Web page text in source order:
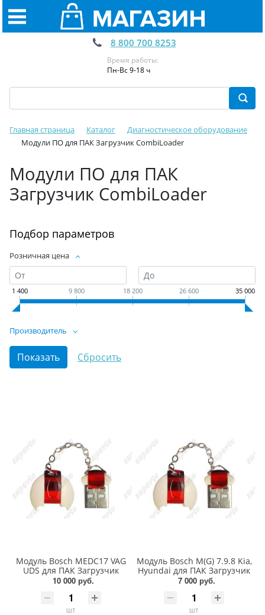
8 800 700 8253
Время работы:
Пн-Вс 9-18 ч
Главная страница Каталог
Диагностическое оборудование
Модули ПО для ПАК Загрузчик CombiLoader
Модули ПО для ПАК
Загрузчик CombiLoader
Подбор параметров
Розничная цена
1 400 9 800 18 200 26 600 35 000
Производитель
Модуль Bosch MEDC17 VAG
UDS для ПАК Загрузчик
10 000 руб.
шт
Модуль Bosch М(G) 7.9.8 Kia,
Hyundai для ПАК Загрузчик
7 000 руб.
шт